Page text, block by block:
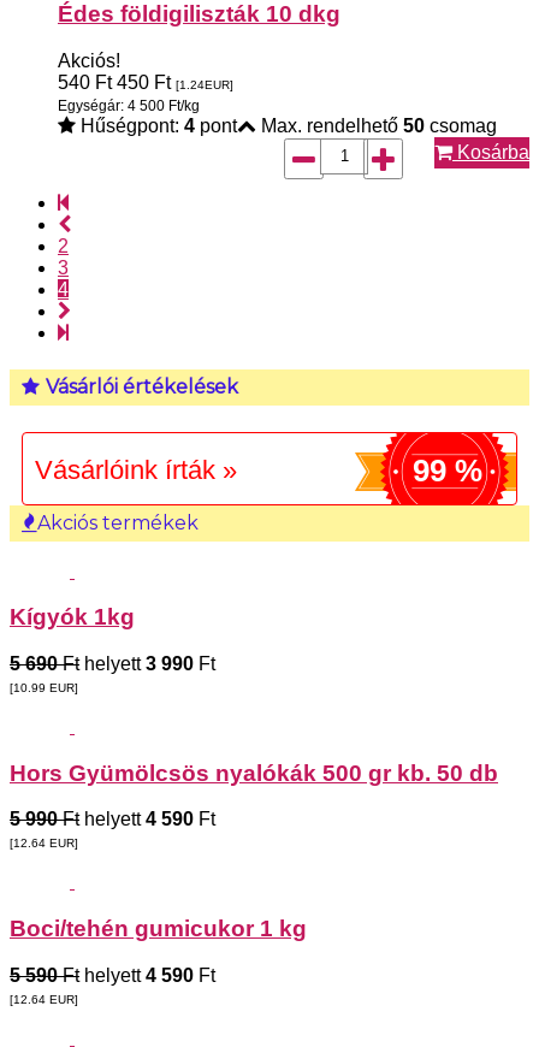
Édes földigiliszták 10 dkg
Akciós!
540 Ft 450 Ft [1.24EUR]
Egységár: 4 500 Ft/kg
Hűségpont: 4 pont Max. rendelhető 50 csomag
Kosárba
2
3
4
Vásárlói értékelések
Vásárlóink írták » 99 %
Akciós termékek
Kígyók 1kg
5 690 Fthelyett3 990 Ft
[10.99 EUR]
Hors Gyümölcsös nyalókák 500 gr kb. 50 db
5 990 Fthelyett4 590 Ft
[12.64 EUR]
Boci/tehén gumicukor 1 kg
5 590 Fthelyett4 590 Ft
[12.64 EUR]